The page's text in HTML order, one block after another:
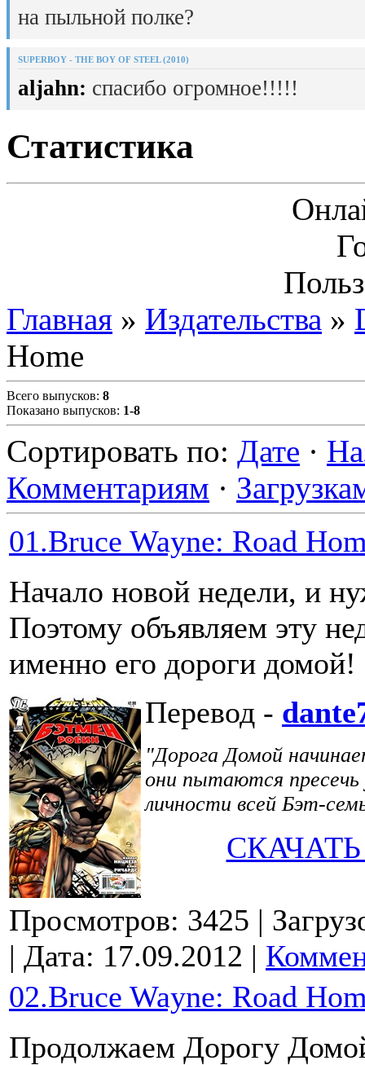
на пыльной полке?
SUPERBOY - THE BOY OF STEEL (2010)
aljahn: спасибо огромное!!!!!
Статистика
Главная » Издательства »
Home
Всего выпусков: 8
Показано выпусков: 1-8
Сортировать по: Дате ·
Комментариям ·
01.Bruce Wayne: Road
Начало новой недели, и
Поэтому объявляем эту
именно его дороги домой!
Перевод -
"Дорога Домой
они пытаются
личности всей Бэт-
Просмотров: 3425 |
| Дата: 17.09.2012 |
02.Bruce Wayne: Road
Продолжаем Дорогу